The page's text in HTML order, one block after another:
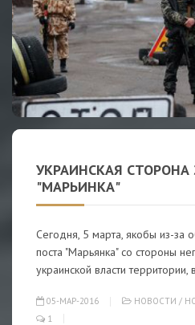
УКРАИНСКАЯ
"МАРЬИНКА"
Сегодня, 5 марта, якобы из-за
поста "Марьянка" со стороны
украинской власти
05-МАР-2016 НОВОСТИ /
1